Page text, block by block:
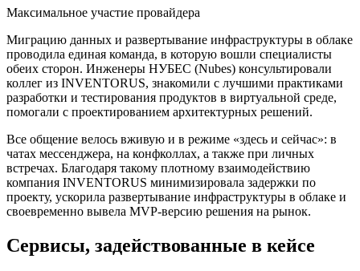
Максимальное участие провайдера
Миграцию данных и развертывание инфраструктуры в облаке
проводила единая команда, в которую вошли специалисты
обеих сторон. Инженеры НУБЕС (Nubes) консультировали
коллег из INVENTORUS, знакомили с лучшими практиками
разработки и тестирования продуктов в виртуальной среде,
помогали с проектированием архитектурных решений.
Все общение велось вживую и в режиме «здесь и сейчас»: в
чатах мессенджера, на конфколлах, а также при личных
встречах. Благодаря такому плотному взаимодействию
компания INVENTORUS минимизировала задержки по
проекту, ускорила развертывание инфраструктуры в облаке и
своевременно вывела MVP-версию решения на рынок.
Сервисы, задействованные в кейсе